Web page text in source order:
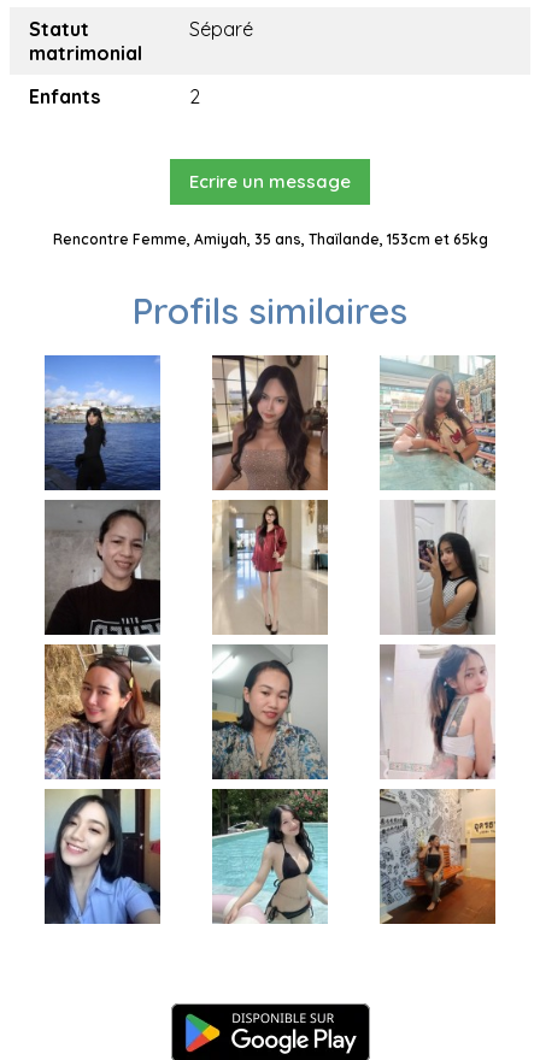
Statut
matrimonial
Séparé
Enfants 2
Ecrire un message
Rencontre Femme, Amiyah, 35 ans, Thaïlande, 153cm et 65kg
Profils similaires